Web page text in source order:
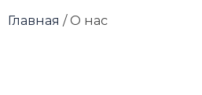
Главная / О нас